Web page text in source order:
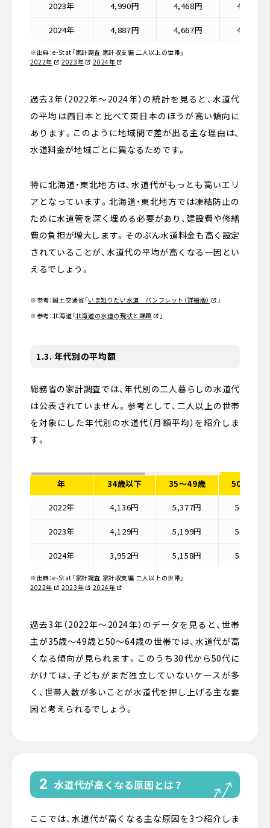
2023年 4,990円 4,468円 4,483円
2024年 4,887円 4,667円 4,317円
※出典：e-Stat「家計調査 家計収支編 二人以上の世帯」
2022年
2023年 2024年
過去3年（2022年～2024年）の統計を見ると、水道代
の平均は西日本と比べて東日本のほうが高い傾向に
あります。このように地域間で差が出る主な理由は、
水道料金が地域ごとに異なるためです。
特に北海道・東北地方は、水道代がもっとも高いエリ
アとなっています。北海道・東北地方では凍結防止の
ために水道管を深く埋める必要があり、建設費や修繕
費の負担が増大します。そのぶん水道料金も高く設定
されていることが、水道代の平均が高くなる一因とい
えるでしょう。
※参考：国土交通省「いま知りたい水道 パンフレット（詳細版）
」
※参考：北海道「北海道の水道の現状と課題 」
1.3. 年代別の平均額
総務省の家計調査では、年代別の二人暮らしの水道代
は公表されていません。参考として、二人以上の世帯
を対象にした年代別の水道代（月額平均）を紹介しま
す。
年 34歳以下 35〜49歳 50〜64歳
2022年 4,136円 5,377円 5,640円
2023年 4,129円 5,199円 5,357円
2024年 3,952円 5,158円 5,395円
※出典：e-Stat「家計調査 家計収支編 二人以上の世帯」
2022年
2023年 2024年
過去3年（2022年～2024年）のデータを見ると、世帯
主が35歳〜49歳と50〜64歳の世帯では、水道代が高
くなる傾向が見られます。このうち30代から50代に
かけては、子どもがまだ独立していないケースが多
く、世帯人数が多いことが水道代を押し上げる主な要
因と考えられるでしょう。
2 水道代が高くなる原因とは？
ここでは、水道代が高くなる主な原因を3つ紹介しま